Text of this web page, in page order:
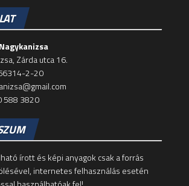
Zárda utca 16.
2-20
588 3820
írott és képi anyagok csak a forrás
internetes felhasználás esetén